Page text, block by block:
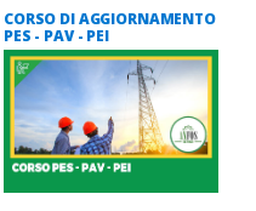
CORSO DI AGGIORNAMENTO
PES - PAV - PEI